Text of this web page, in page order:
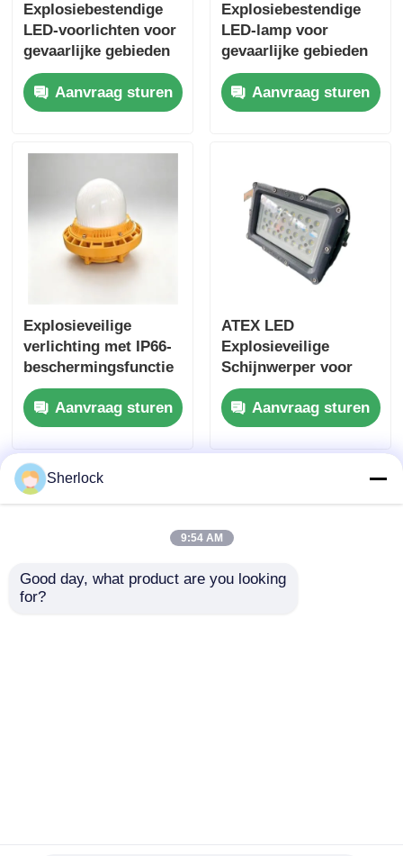
Explosiebestendige
LED-voorlichten voor
gevaarlijke gebieden
met duurzame
constructie
Aanvraag sturen
Explosiebestendige
LED-lamp voor
gevaarlijke gebieden
met IP66-
bescherming en
breedspanningsinvoer
Aanvraag sturen
Explosieveilige
verlichting met IP66-
beschermingsfunctie
voor gevaarlijke
gebiedenAanvraag sturen
ATEX LED
Explosieveilige
Schijnwerper voor
Gevaarlijke Gebieden
Zone 1 & Zone 2
Aanvraag sturen
Sherlock
9:54 AM
Good day, what product are you looking
for?